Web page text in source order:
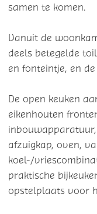
samen te komen.
Vanuit de
deels betegelde
en fonteintje, en
De open keuken
eikenhouten
afzuigkap, oven,
koel-/
praktische
opstelplaats voor